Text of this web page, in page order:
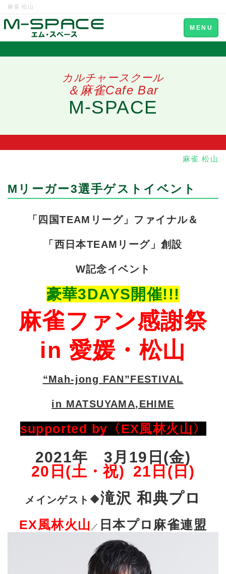
麻雀 松山
Toggle
navigation
MENU
カルチャースクール
＆麻雀Cafe Bar
M-SPACE
麻雀 松山
Mリーガー3選手ゲストイベント
「四国TEAMリーグ」ファイナル＆
「西日本TEAMリーグ」創設
W記念イベント
豪華3DAYS開催!!!
麻雀ファン感謝祭
in 愛媛・松山
“Mah-jong FAN”FESTIVAL
in MATSUYAMA,EHIME
supported by〈EX風林火山〉
2021年 3月19日(金)
20日(土・祝)
21日(日)
メインゲスト🔶滝沢 和典プロ
EX風林火山 ／ 日本プロ麻雀連盟